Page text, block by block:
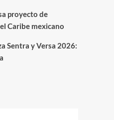
proyecto de
Caribe mexicano
Sentra y Versa 2026: